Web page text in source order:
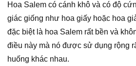
Hoa Salem có cánh khô và có độ
giác giống như hoa giấy hoặc hoa
đặc biệt là hoa Salem rất bền và
điều này mà nó được sử dụng rộng
huống khác nhau.